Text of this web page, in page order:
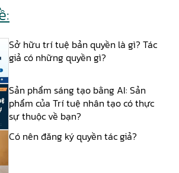
Sở hữu trí tuệ bản quyền là gì? Tác
giả có những quyền gì?
Sản phẩm sáng tạo bằng AI: Sản
phẩm của Trí tuệ nhân tạo có thực
sự thuộc về bạn?
Có nên đăng ký quyền tác giả?